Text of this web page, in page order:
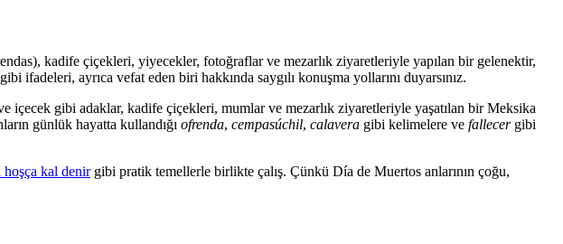
kadife çiçekleri, yiyecekler, fotoğraflar ve mezarlık ziyaretleriyle yapılan bir gelenektir,
ayrıca vefat eden biri hakkında saygılı konuşma yollarını duyarsınız.
gibi adaklar, kadife çiçekleri, mumlar ve mezarlık ziyaretleriyle yaşatılan bir Meksika
günlük hayatta kullandığı ofrenda, cempasúchil, calavera gibi kelimelere ve fallecergibi
hoşça kal denirgibi pratik temellerle birlikte çalış. Çünkü Día de Muertos anlarının çoğu,